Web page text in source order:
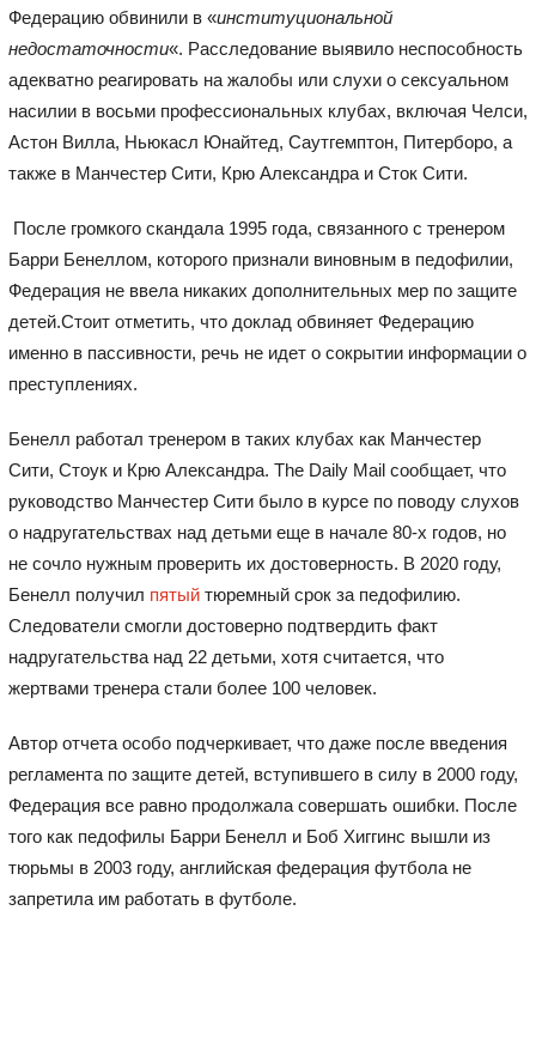
Федерацию обвинили в «институциональной
недостаточности«. Расследование выявило неспособность
адекватно реагировать на жалобы или слухи о сексуальном
насилии в восьми профессиональных клубах, включая Челси,
Астон Вилла, Ньюкасл Юнайтед, Саутгемптон, Питерборо, а
также в Манчестер Сити, Крю Александра и Сток Сити.
После громкого скандала 1995 года, связанного с тренером
Барри Бенеллом, которого признали виновным в педофилии,
Федерация не ввела никаких дополнительных мер по защите
детей.Стоит отметить, что доклад обвиняет Федерацию
именно в пассивности, речь не идет о сокрытии информации о
преступлениях.
Бенелл работал тренером в таких клубах как Манчестер
Сити, Стоук и Крю Александра. The Daily Mail сообщает, что
руководство Манчестер Сити было в курсе по поводу слухов
о надругательствах над детьми еще в начале 80-х годов, но
не сочло нужным проверить их достоверность. В 2020 году,
Бенелл получил пятыйтюремный срок за педофилию.
Следователи смогли достоверно подтвердить факт
надругательства над 22 детьми, хотя считается, что
жертвами тренера стали более 100 человек.
Автор отчета особо подчеркивает, что даже после введения
регламента по защите детей, вступившего в силу в 2000 году,
Федерация все равно продолжала совершать ошибки. После
того как педофилы Барри Бенелл и Боб Хиггинс вышли из
тюрьмы в 2003 году, английская федерация футбола не
запретила им работать в футболе.